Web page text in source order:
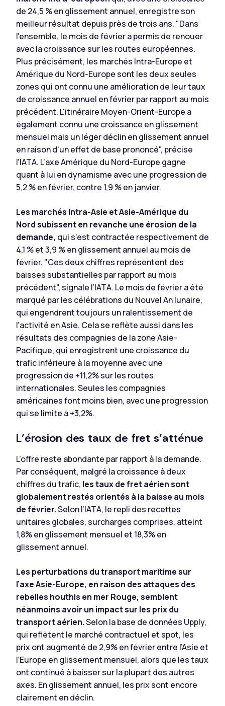
de 24,5 % en glissement annuel, enregistre son
meilleur résultat depuis près de trois ans. "Dans
l'ensemble, le mois de février a permis de renouer
avec la croissance sur les routes européennes.
Plus précisément, les marchés Intra-Europe et
Amérique du Nord-Europe sont les deux seules
zones qui ont connu une amélioration de leur taux
de croissance annuel en février par rapport au mois
précédent. L'itinéraire Moyen-Orient-Europe a
également connu une croissance en glissement
mensuel mais un léger déclin en glissement annuel
en raison d'un effet de base prononcé", précise
l’IATA. L’axe Amérique du Nord-Europe gagne
quant à lui en dynamisme avec une progression de
5,2 % en février, contre 1,9 % en janvier.
Les marchés Intra-Asie et Asie-Amérique du
Nord subissent en revanche une érosion de la
demande, qui s’est contractée respectivement de
4,1 % et 3,9 % en glissement annuel au mois de
février. "Ces deux chiffres représentent des
baisses substantielles par rapport au mois
précédent", signale l’IATA. Le mois de février a été
marqué par les célébrations du Nouvel An lunaire,
qui engendrent toujours un ralentissement de
l’activité en Asie. Cela se reflète aussi dans les
résultats des compagnies de la zone Asie-
Pacifique, qui enregistrent une croissance du
trafic inférieure à la moyenne avec une
progression de +11,2% sur les routes
internationales. Seules les compagnies
américaines font moins bien, avec une progression
qui se limite à +3,2%.
L’érosion des taux de fret s’atténue
L’offre reste abondante par rapport à la demande.
Par conséquent, malgré la croissance à deux
chiffres du trafic, les taux de fret aérien sont
globalement restés orientés à la baisse au mois
de février.Selon l’IATA, le repli des recettes
unitaires globales, surcharges comprises, atteint
1,8% en glissement mensuel et 18,3% en
glissement annuel.
Les perturbations du transport maritime sur
l’axe Asie-Europe, en raison des attaques des
rebelles houthis en mer Rouge, semblent
néanmoins avoir un impact sur les prix du
transport aérien.Selon la base de données Upply,
qui reflètent le marché contractuel et spot, les
prix ont augmenté de 2,9% en février entre l’Asie et
l’Europe en glissement mensuel, alors que les taux
ont continué à baisser sur la plupart des autres
axes. En glissement annuel, les prix sont encore
clairement en déclin.